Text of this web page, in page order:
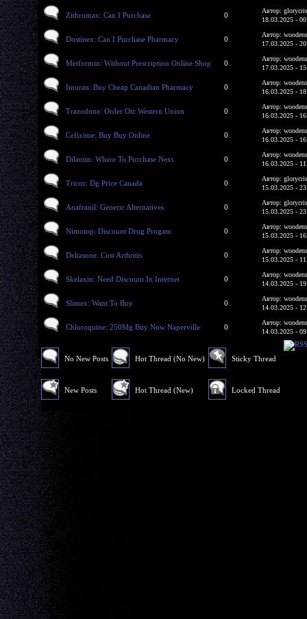
Zithromax: Can I Purchase 0
Автор:
18.03.2025 -
Dostinex: Can I Purchase Pharmacy 0
Автор:
17.03.2025 -
Metformin: Without Prescription Online Shop 0
Автор:
17.03.2025 -
Imuran: Buy Cheap Canadian Pharmacy 0
Автор:
16.03.2025 -
Trazodone: Order Otc Western Union 0
Автор:
16.03.2025 -
Cefixime: Buy Buy Online 0
Автор:
16.03.2025 -
Dilantin: Where To Purchase Next 0
Автор:
16.03.2025 -
Tricor: Dg Price Canada 0
Автор:
15.03.2025 -
Anafranil: Generic Alternatives 0
Автор:
15.03.2025 -
Nimotop: Discount Drug Progam 0
Автор:
15.03.2025 -
Deltasone: Cost Arthritis 0
Автор:
15.03.2025 -
Skelaxin: Need Discount In Internet 0
Автор:
14.03.2025 -
Slimex: Want To Buy 0
Автор:
14.03.2025 -
Chloroquine: 250Mg Buy Now Naperville 0
Автор:
14.03.2025 -
No New Posts
New Posts
Hot Thread (No New)
Hot Thread (New)
Sticky Thread
Locked Thread